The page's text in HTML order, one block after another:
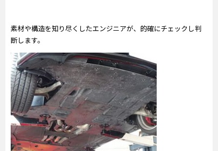
素材や構造を知り尽くしたエンジニアが、的確にチェックし判
断します。